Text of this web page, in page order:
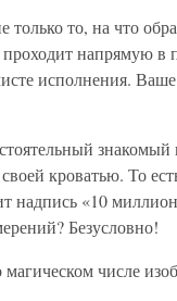
только то, на что
напрямую в
исполнения.
кроватью. То
надпись «10
Безусловно!
числе